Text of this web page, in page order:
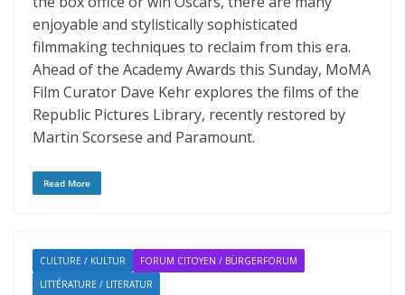
enjoyable and stylistically sophisticated
filmmaking techniques to reclaim from this era.
Ahead of the Academy Awards this Sunday, MoMA
Film Curator Dave Kehr explores the films of the
Republic Pictures Library, recently restored by
Martin Scorsese and Paramount.
Read More
CULTURE / KULTUR
FORUM CITOYEN / BÜRGERFORUM
LITTÉRATURE / LITERATUR